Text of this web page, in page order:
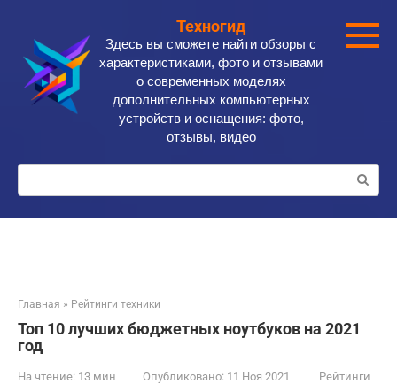
контенту
Техногид
Здесь вы сможете найти обзоры с
характеристиками, фото и отзывами
о современных моделях
дополнительных компьютерных
устройств и оснащения: фото,
отзывы, видео
Поиск:
Главная » Рейтинги техники
Топ 10 лучших бюджетных ноутбуков на 2021
год
На чтение: 13 мин Опубликовано: 11 Ноя 2021
Рейтинги